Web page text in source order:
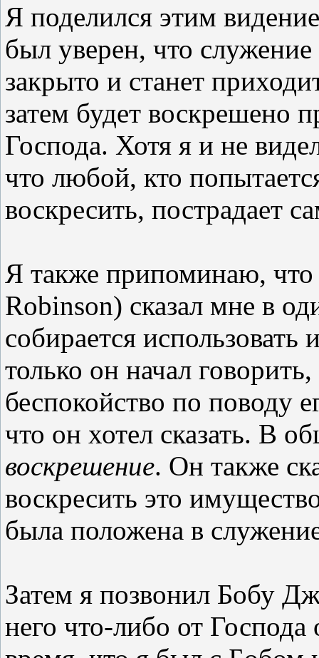
Я поделился этим
был уверен, что
закрыто и станет
затем будет воскрешено
Господа. Хотя я и не
что любой, кто
воскресить, пострадает
Я также припоминаю,
Robinson) сказал мне в
собирается
только он начал
беспокойство по поводу
что он хотел сказать. В
воскрешение. Он также
воскресить это
была положена в
Затем я позвонил Бобу
него что-либо от